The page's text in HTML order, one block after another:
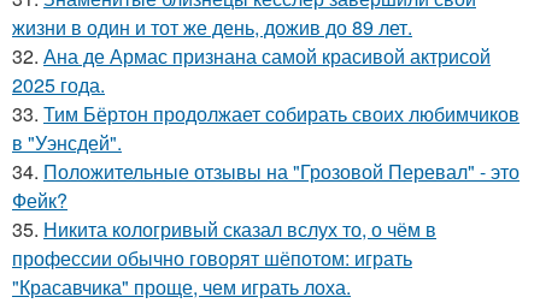
жизни в один и тот же день, дожив до 89 лет.
32. Ана де Армас признана самой красивой актрисой
2025 года.
33. Тим Бёртон продолжает собирать своих любимчиков
в "Уэнсдей".
34. Положительные отзывы на "Грозовой Перевал" - это
Фейк?
35. Никита кологривый сказал вслух то, о чём в
профессии обычно говорят шёпотом: играть
"Красавчика" проще, чем играть лоха.